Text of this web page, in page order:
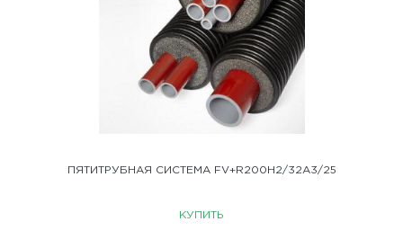
ПЯТИТРУБНАЯ СИСТЕМА FV+R200H2/32A3/25
КУПИТЬ